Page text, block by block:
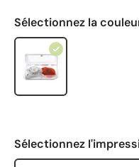
Sélectionnez la
Sélectionnez